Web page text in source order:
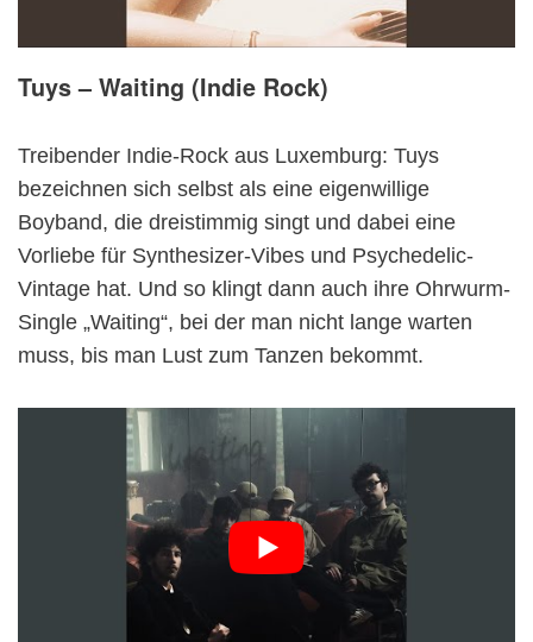
Tuys – Waiting (Indie Rock)
Treibender Indie-Rock aus Luxemburg: Tuys
bezeichnen sich selbst als eine eigenwillige
Boyband, die dreistimmig singt und dabei eine
Vorliebe für Synthesizer-Vibes und Psychedelic-
Vintage hat. Und so klingt dann auch ihre Ohrwurm-
Single „Waiting“, bei der man nicht lange warten
muss, bis man Lust zum Tanzen bekommt.